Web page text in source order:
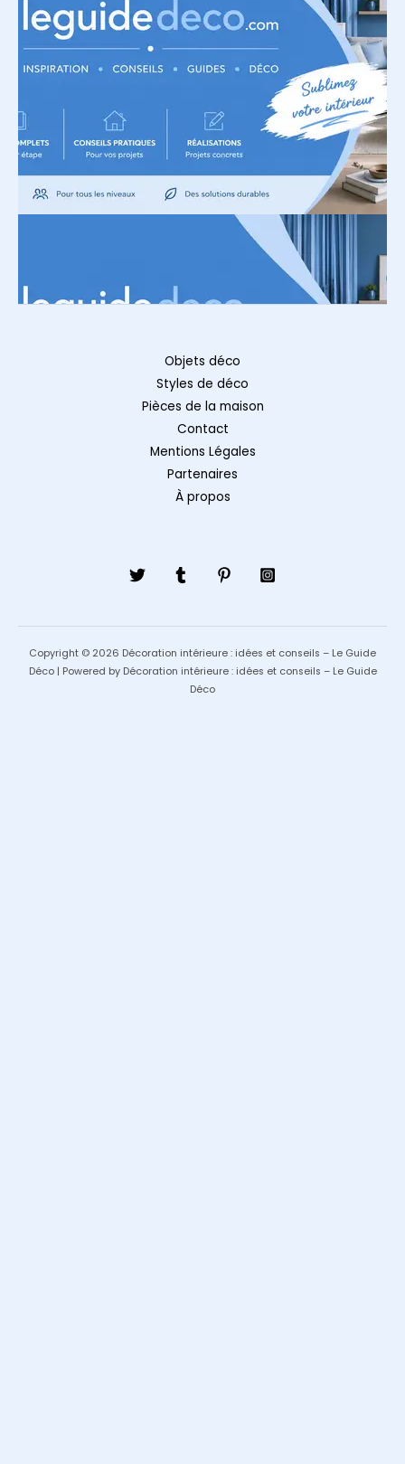
Objets déco
Styles de déco
Pièces de la maison
Contact
Mentions Légales
Partenaires
À propos
Copyright © 2026 Décoration intérieure : idées et conseils – Le Guide
Déco | Powered by Décoration intérieure : idées et conseils – Le Guide
Déco